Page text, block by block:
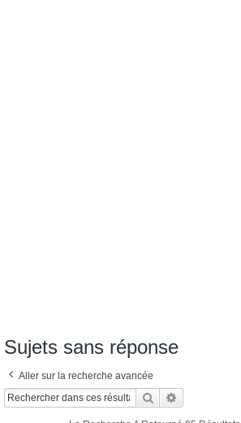
Sujets sans réponse
Aller sur la recherche avancée
Rechercher